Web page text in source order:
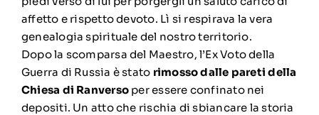
affetto e rispetto devoto. Lì si respirava la vera
genealogia spirituale del nostro territorio.
Dopo la scomparsa del Maestro, l’Ex Voto della
Guerra di Russia è stato rimosso dalle pareti della
Chiesa di Ranverso per essere confinato nei
depositi. Un atto che rischia di sbiancare la storia